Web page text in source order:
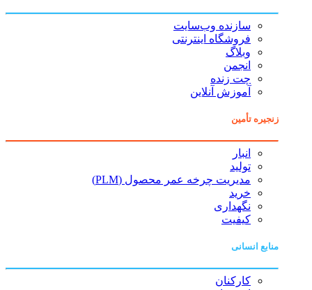
سازنده وب‌سایت
فروشگاه اینترنتی
وبلاگ
انجمن
چت زنده
آموزش آنلاین
زنجیره تأمین
انبار
تولید
مدیریت چرخه عمر محصول (PLM)
خرید
نگهداری
کیفیت
منابع انسانی
کارکنان